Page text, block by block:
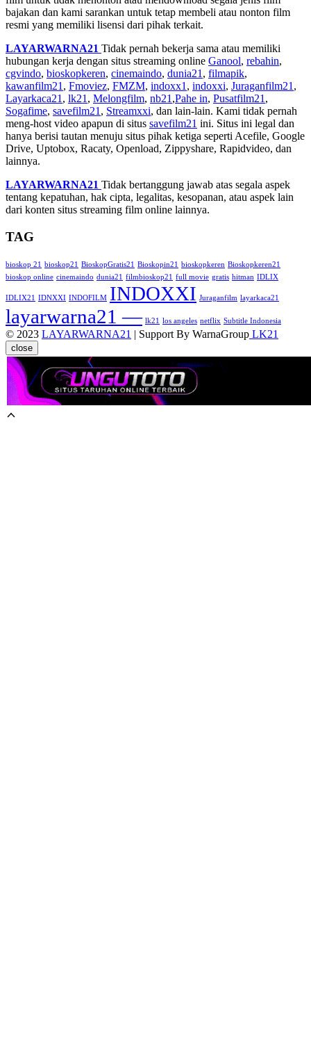
bajakan dan kami sarankan untuk tetap membeli atau nonton film
resmi yang memiliki lisensi dari pihak terkait.
LAYARWARNA21 Tidak pernah bekerja sama atau memiliki
hubungan kerja dengan situs streaming online Ganool, rebahin,
cgvindo, bioskopkeren, cinemaindo, dunia21 , filmapik,
kawanfilm21 , Fmoviez, FMZM, indoxx1 , indoxxi, Juraganfilm21 ,
Layarkaca21 , lk21 , Melongfilm, nb21 ,Pahe in, Pusatfilm21 ,
Sogafime, savefilm21 , Streamxxi, dan lain-lain. Kami tidak pernah
meng-host video apapun di situs savefilm21 ini. Situs ini legal dan
hanya berisi tautan menuju situs pihak ketiga seperti Acefile, Google
Drive, Uptobox, Racaty, Openload, Zippyshare, Rapidvideo, dan
lainnya.
LAYARWARNA21 Tidak bertanggung jawab atas segala aspek
tentang kepatuhan, hak cipta, legalitas, kesopanan, atau aspek lain
dari konten situs streaming film online lainnya.
TAG
bioskop 21 bioskop21 BioskopGratis21 Bioskopin21 bioskopkeren Bioskopkeren21
bioskop online cinemaindo dunia21 filmbioskop21 full movie gratis hitman IDLIX
IDLIX21 IDNXXI INDOFILM INDOXXI Juraganfilm layarkaca21
layarwarna21 — lk21 los angeles netflix Subtitle Indonesia
© 2023 LAYARWARNA21 | Support By WarnaGroup LK21
close